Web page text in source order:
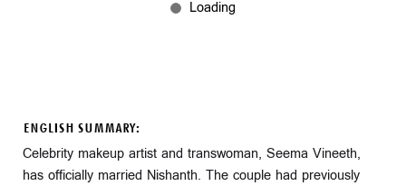
ENGLISH SUMMARY:
Celebrity makeup artist and transwoman, Seema Vineeth,
has officially married Nishanth. The couple had previously